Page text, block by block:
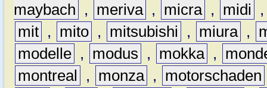
maybach
, meriva , micra , midi
mit , mito , mitsubishi , miura ,
modelle , modus , mokka ,
montreal
, monza , motorschaden